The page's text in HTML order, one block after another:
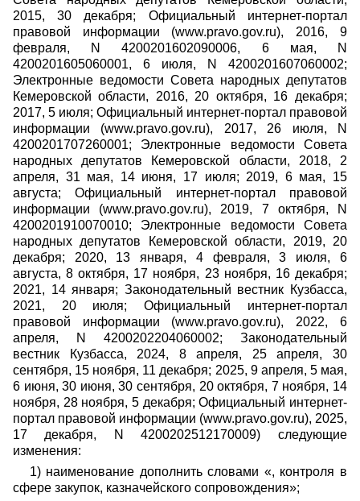
2015, 30 декабря; Официальный интернет-портал
правовой информации (www.pravo.gov.ru), 2016, 9
февраля, N 4200201602090006, 6 мая, N
4200201605060001, 6 июля, N 4200201607060002;
Электронные ведомости Совета народных депутатов
Кемеровской области, 2016, 20 октября, 16 декабря;
2017, 5 июля; Официальный интернет-портал правовой
информации (www.pravo.gov.ru), 2017, 26 июля, N
4200201707260001; Электронные ведомости Совета
народных депутатов Кемеровской области, 2018, 2
апреля, 31 мая, 14 июня, 17 июля; 2019, 6 мая, 15
августа; Официальный интернет-портал правовой
информации (www.pravo.gov.ru), 2019, 7 октября, N
4200201910070010; Электронные ведомости Совета
народных депутатов Кемеровской области, 2019, 20
декабря; 2020, 13 января, 4 февраля, 3 июля, 6
августа, 8 октября, 17 ноября, 23 ноября, 16 декабря;
2021, 14 января; Законодательный вестник Кузбасса,
2021, 20 июля; Официальный интернет-портал
правовой информации (www.pravo.gov.ru), 2022, 6
апреля, N 4200202204060002; Законодательный
вестник Кузбасса, 2024, 8 апреля, 25 апреля, 30
сентября, 15 ноября, 11 декабря; 2025, 9 апреля, 5 мая,
6 июня, 30 июня, 30 сентября, 20 октября, 7 ноября, 14
ноября, 28 ноября, 5 декабря; Официальный интернет-
портал правовой информации (www.pravo.gov.ru), 2025,
17 декабря, N 4200202512170009) следующие
изменения:
1) наименование дополнить словами «, контроля в
сфере закупок, казначейского сопровождения»;